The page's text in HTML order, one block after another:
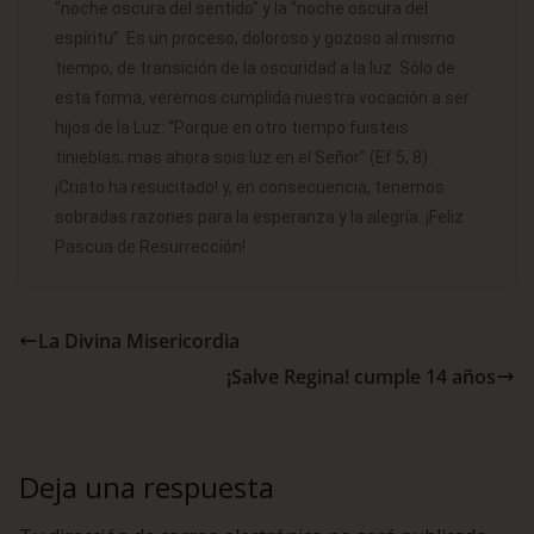
“noche oscura del sentido” y la “noche oscura del
espíritu”. Es un proceso, doloroso y gozoso al mismo
tiempo, de transición de la oscuridad a la luz. Sólo de
esta forma, veremos cumplida nuestra vocación a ser
hijos de la Luz: “Porque en otro tiempo fuisteis
tinieblas; mas ahora sois luz en el Señor” (Ef 5, 8).
¡Cristo ha resucitado! y, en consecuencia, tenemos
sobradas razones para la esperanza y la alegría. ¡Feliz
Pascua de Resurrección!
La Divina Misericordia
¡Salve Regina! cumple 14 años
Deja una respuesta